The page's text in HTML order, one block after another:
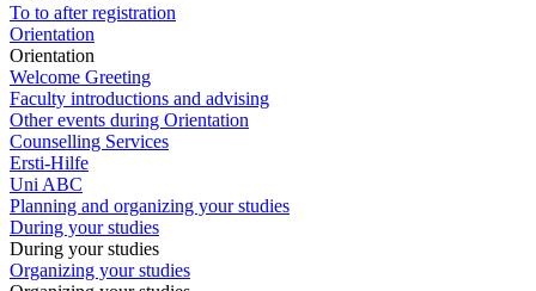
To to after registration
Orientation
Orientation
Welcome Greeting
Faculty introductions and advising
Other events during Orientation
Counselling Services
Ersti-Hilfe
Uni ABC
Planning and organizing your studies
During your studies
During your studies
Organizing your studies